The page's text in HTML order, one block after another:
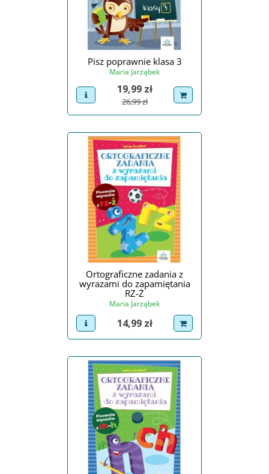
Pisz poprawnie klasa 3
Maria Jarząbek
view product
Cena
19,99 zł
Cena podstawowa
26,99 zł
dodaj do koszyka
Ortograficzne zadania z
wyrazami do zapamiętania
RZ-Ż
Maria Jarząbek
view product
Cena
14,99 zł dodaj do koszyka